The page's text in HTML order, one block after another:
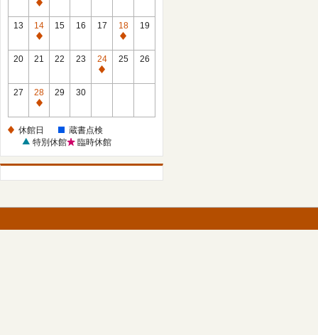
休
館
日
13
14
休
館
15 16 17
18
休
館
19
20 21 22 23
24
休
25 26
27
28
休
日
29 30
休館日
蔵書点検
特別休館
臨時休館